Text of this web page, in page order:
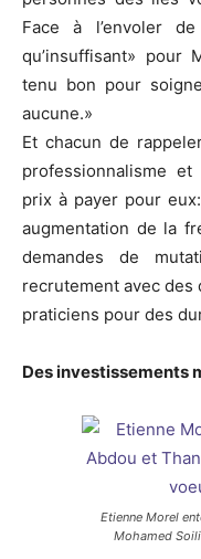
Face à l’envoler
qu’insuffisant» pour
tenu bon pour
aucune.»
Et chacun de
professionnalisme
prix à payer pour
augmentation de la
demandes de
recrutement avec
praticiens pour des
Des investissements
Etienne Morel
Mohamed